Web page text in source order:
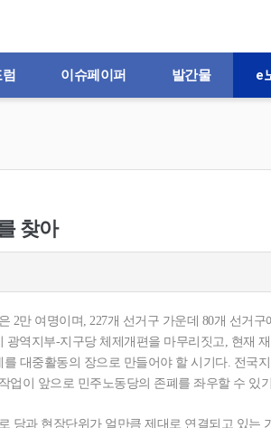
이슈페이퍼 발간물 e
찾아
2만 여명이며, 227개 선거구 가운데 80개 선거
광역지부-지구당 체제개편을 마무리짓고, 현재
대중활동의 장으로 만들어야 할 시기다. 전국
업이 앞으로 민주노동당의 존폐를 좌우할 수 있
당과 현장단위가 얼만큼 제대로 연결되고 있는